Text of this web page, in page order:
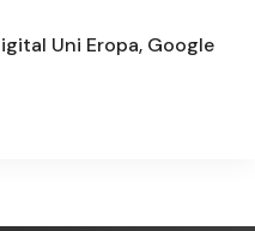
Uni Eropa, Google